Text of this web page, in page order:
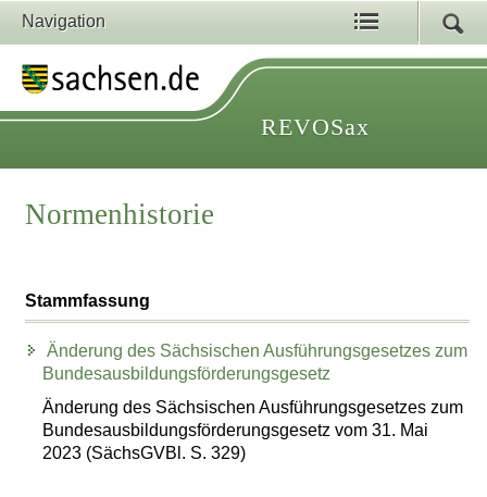
Navigation
REVOSax
Normenhistorie
Stammfassung
Änderung des Sächsischen Ausführungsgesetzes zum
Bundesausbildungsförderungsgesetz
Änderung des Sächsischen Ausführungsgesetzes zum
Bundesausbildungsförderungsgesetz vom 31. Mai
2023 (SächsGVBl. S. 329)